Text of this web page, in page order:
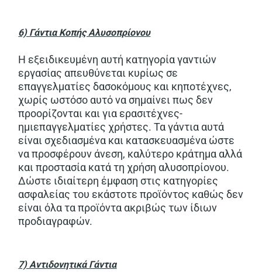
6) Γάντια Κοπής Αλυσοπρίονου
Η εξειδικευμένη αυτή κατηγορία γαντιών
εργασίας απευθύνεται κυρίως σε
επαγγελματίες δασοκόμους και κηποτέχνες,
χωρίς ωστόσο αυτό να σημαίνει πως δεν
προορίζονται και για ερασιτέχνες-
ημιεπαγγελματίες χρήστες. Τα γάντια αυτά
είναι σχεδιασμένα και κατασκευασμένα ώστε
να προσφέρουν άνεση, καλύτερο κράτημα αλλά
και προστασία κατά τη χρήση αλυσοπρίονου.
Δώστε ιδιαίτερη έμφαση στις κατηγορίες
ασφαλείας του εκάστοτε προϊόντος καθώς δεν
είναι όλα τα προϊόντα ακριβώς των ίδιων
προδιαγραφών.
7) Αντιδονητικά Γάντια